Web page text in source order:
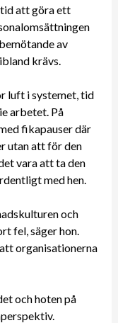
att göra ett
av
krävs.
luft i systemet, tid
arbetet. På
fikapauser där
utan att för den
vara att ta den
med hen.
och
fel, säger hon.
organisationerna
och hoten på